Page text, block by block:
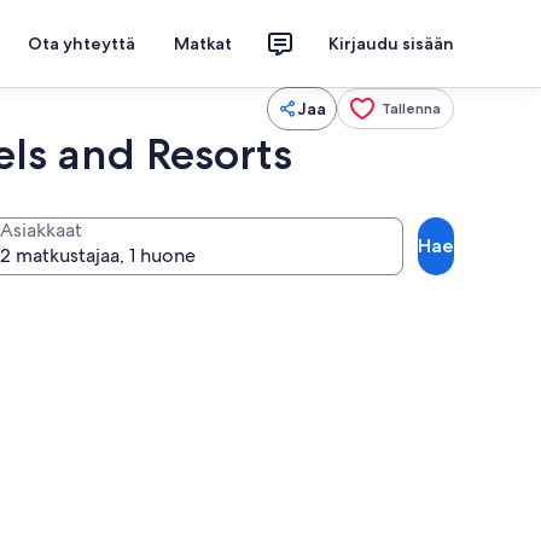
Ota yhteyttä Matkat Kirjaudu sisään
Jaa Tallenna
and Resorts
Asiakkaat
Hae